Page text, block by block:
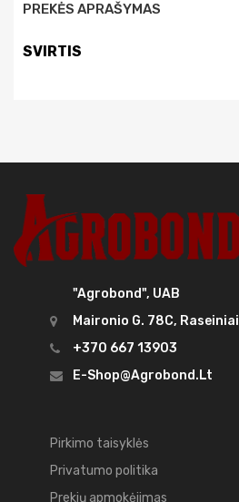
PREKĖS APRAŠYMAS
SVIRTIS
"Agrobond", UAB
Maironio G. 78C, Raseiniai
+370 667 13903
E-Shop@agrobond.lt
Pirkimo taisyklės
Privatumo politika
Prekių apmokėjimas